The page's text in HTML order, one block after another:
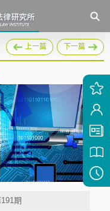
上一篇 下一篇
期